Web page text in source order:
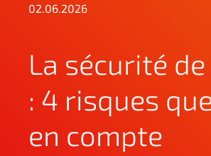
02.06.2026
La sécurité
: 4 risques
en compte